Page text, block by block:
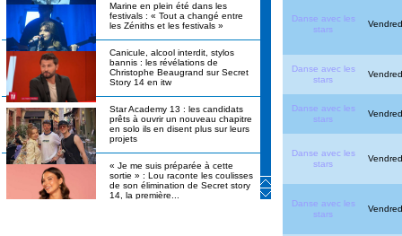
Marine en plein été dans les
festivals : « Tout a changé entre
les Zéniths et les festivals »
Canicule, alcool interdit, stylos
bannis : les révélations de
Christophe Beaugrand sur Secret
Story 14 en itw
Star Academy 13 : les candidats
prêts à ouvrir un nouveau chapitre
en solo ils en disent plus sur leurs
projets
« Je me suis préparée à cette
sortie » : Lou raconte les coulisses
de son élimination de Secret story
14, la première...
Danse avec les
stars
Danse avec les
stars
Danse avec les
stars
Danse avec les
stars
Danse avec les
stars